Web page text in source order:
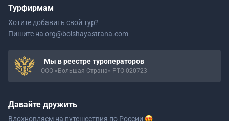
Турфирмам
Хотите добавить свой тур?
Пишите на org@bolshayastrana.com
Мы в реестре туроператоров
ООО «Большая Страна» РТО 020723
Давайте дружить
Вдохновляем на путешествия по России